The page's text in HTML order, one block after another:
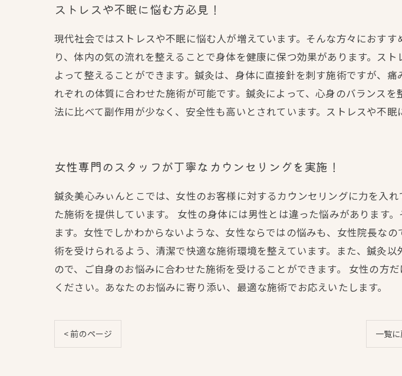
ストレスや不眠に悩む方必見！
現代社会ではストレスや不眠に悩む人が増えています。そんな方々におす
り、体内の気の流れを整えることで身体を健康に保つ効果があります。ス
よって整えることができます。鍼灸は、身体に直接針を刺す施術ですが、
れぞれの体質に合わせた施術が可能です。鍼灸によって、心身のバランス
法に比べて副作用が少なく、安全性も高いとされています。ストレスや不
女性専門のスタッフが丁寧なカウンセリングを実施！
鍼灸美心みぃんとこでは、女性のお客様に対するカウンセリングに力を入
た施術を提供しています。 女性の身体には男性とは違った悩みがあります
ます。女性でしかわからないような、女性ならではの悩みも、女性院長な
術を受けられるよう、清潔で快適な施術環境を整えています。また、鍼灸
ので、ご自身のお悩みに合わせた施術を受けることができます。 女性の方
ください。あなたのお悩みに寄り添い、最適な施術でお応えいたします。
< 前のページ 一覧に